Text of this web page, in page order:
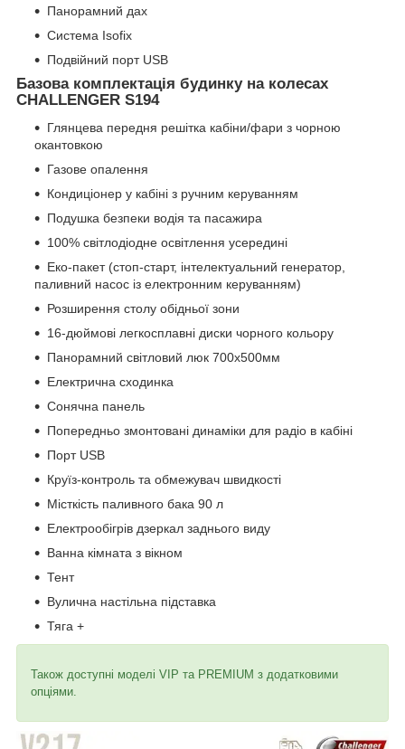
Панорамний дах
Система Isofix
Подвійний порт USB
Базова комплектація будинку на колесах
CHALLENGER S194
Глянцева передня решітка кабіни/фари з чорною
окантовкою
Газове опалення
Кондиціонер у кабіні з ручним керуванням
Подушка безпеки водія та пасажира
100% світлодіодне освітлення усередині
Еко-пакет (стоп-старт, інтелектуальний генератор,
паливний насос із електронним керуванням)
Розширення столу обідньої зони
16-дюймові легкосплавні диски чорного кольору
Панорамний світловий люк 700х500мм
Електрична сходинка
Сонячна панель
Попередньо змонтовані динаміки для радіо в кабіні
Порт USB
Круїз-контроль та обмежувач швидкості
Місткість паливного бака 90 л
Електрообігрів дзеркал заднього виду
Ванна кімната з вікном
Тент
Вулична настільна підставка
Тяга +
Також доступні моделі VIP та PREMIUM з додатковими
опціями.